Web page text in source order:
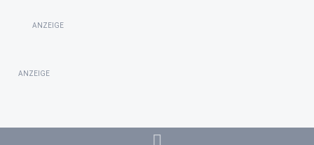
ANZEIGE
ANZEIGE